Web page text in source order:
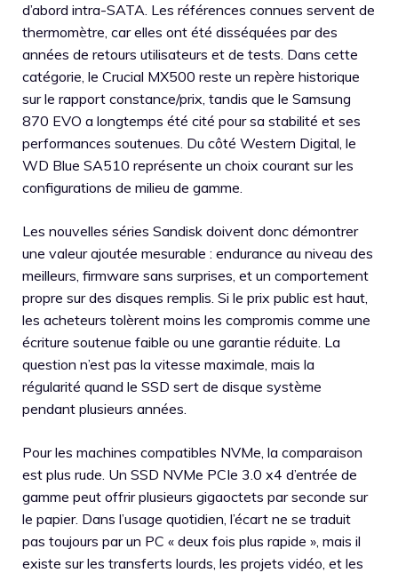
d’abord intra-SATA. Les références connues servent de
thermomètre, car elles ont été disséquées par des
années de retours utilisateurs et de tests. Dans cette
catégorie, le Crucial MX500 reste un repère historique
sur le rapport constance/prix, tandis que le Samsung
870 EVO a longtemps été cité pour sa stabilité et ses
performances soutenues. Du côté Western Digital, le
WD Blue SA510 représente un choix courant sur les
configurations de milieu de gamme.
Les nouvelles séries Sandisk doivent donc démontrer
une valeur ajoutée mesurable : endurance au niveau des
meilleurs, firmware sans surprises, et un comportement
propre sur des disques remplis. Si le prix public est haut,
les acheteurs tolèrent moins les compromis comme une
écriture soutenue faible ou une garantie réduite. La
question n’est pas la vitesse maximale, mais la
régularité quand le SSD sert de disque système
pendant plusieurs années.
Pour les machines compatibles NVMe, la comparaison
est plus rude. Un SSD NVMe PCIe 3.0 x4 d’entrée de
gamme peut offrir plusieurs gigaoctets par seconde sur
le papier. Dans l’usage quotidien, l’écart ne se traduit
pas toujours par un PC « deux fois plus rapide », mais il
existe sur les transferts lourds, les projets vidéo, et les